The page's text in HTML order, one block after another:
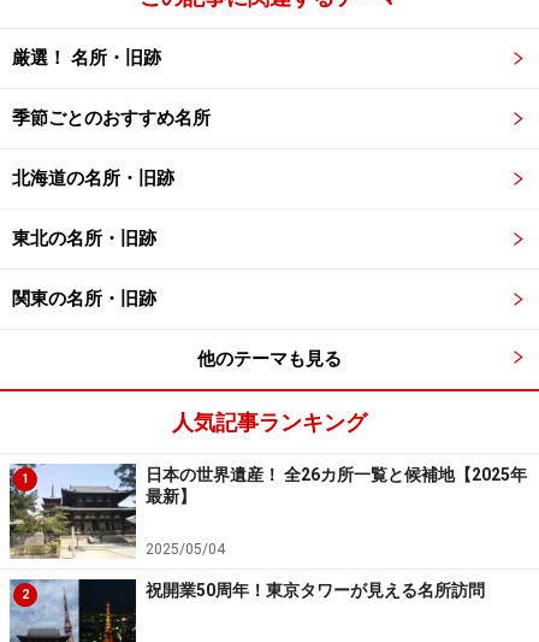
が加わって、雪山の白、桜のピンク、チューリップの
赤、菜の花の黄色という4つの自然な色がまとめて見ら
めるスポットとして、あさひ舟川「春の四重奏」が人気
を集めるようになりました。
さまざまなアングルから楽しめるカラフル
な風景
菜の花の代わりに黄色のチューリップが彩る場所も（2021年
あさひ舟川「春の四重奏」で楽しめる花は、桜とチュー
リップと菜の花。富山県の県花でもあるチューリップ
は、複数の品種が花畑に植えられています。多彩な品種
がそろっており花の色もさまざま。黄色と赤のチューリ
ップが彩った4色の風景も絵になります。
厳選！ 名所・旧跡
季節ごとのおすすめ名所
北海道の名所・旧跡
東北の名所・旧跡
関東の名所・旧跡
他のテーマも見る
人気記事ランキング
1
日本の世界遺産！ 全26カ所一覧と候補地【2025年
最新】
2025/05/04
2 祝開業50周年！東京タワーが見える名所訪問